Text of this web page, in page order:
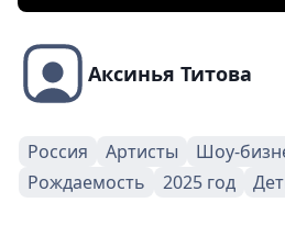
Аксинья Титова
Россия Артисты Шоу-
Рождаемость
2025 год